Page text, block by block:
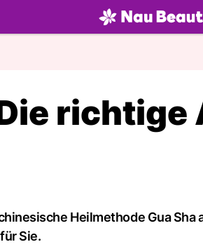
beauty.NAU.ch
Heilmethode Gua
Sie.